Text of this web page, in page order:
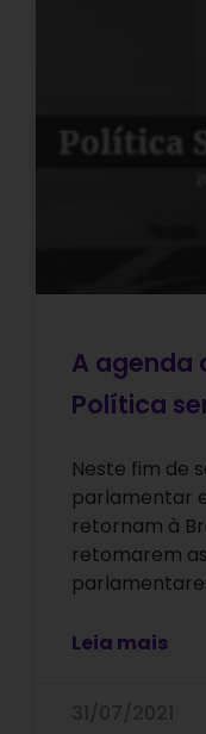
A agenda
Política
Neste fim de
parlamentar
retornam à
retomarem
Leia mais